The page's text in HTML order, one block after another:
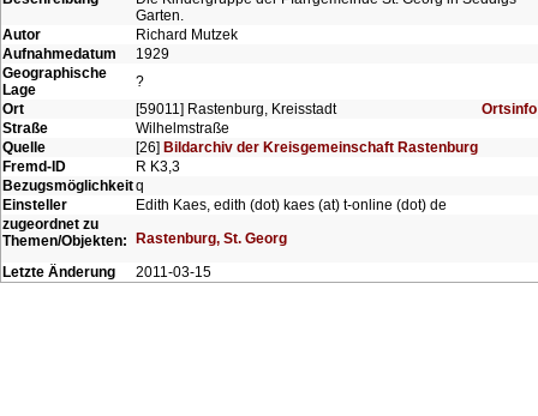
Garten.
Autor
Richard Mutzek
Aufnahmedatum
1929
Geographische
Lage
?
Ort
[59011] Rastenburg, Kreisstadt
Ortsinfo
Straße
Wilhelmstraße
Quelle
[26] Bildarchiv der Kreisgemeinschaft Rastenburg
Fremd-ID
R K3,3
Bezugsmöglichkeitq
Einsteller
Edith Kaes, edith (dot) kaes (at) t-online (dot) de
zugeordnet zu
Themen/Objekten:
Rastenburg, St. Georg
Letzte Änderung
2011-03-15